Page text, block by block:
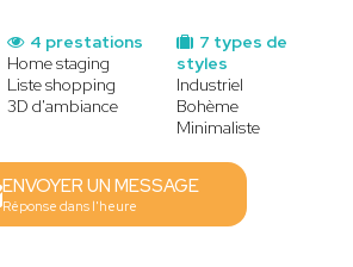
7 types de
styles
Industriel
Bohème
Minimaliste
4 prestations
Home staging
Liste shopping
3D d'ambiance
ENVOYER UN MESSAGE
Réponse dans l'heure